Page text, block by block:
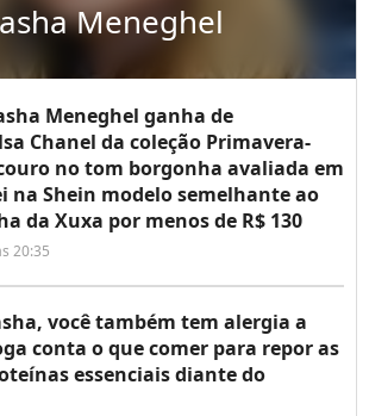
Meneghel
Meneghel ganha de
Chanel da coleção Primavera-
no tom borgonha avaliada em
na Shein modelo semelhante ao
da Xuxa por menos de R$ 130
20:35
você também tem alergia a
conta o que comer para repor as
essenciais diante do